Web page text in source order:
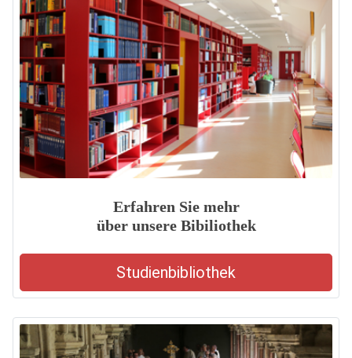
Erfahren Sie mehr
über unsere Bibiliothek
Studienbibliothek